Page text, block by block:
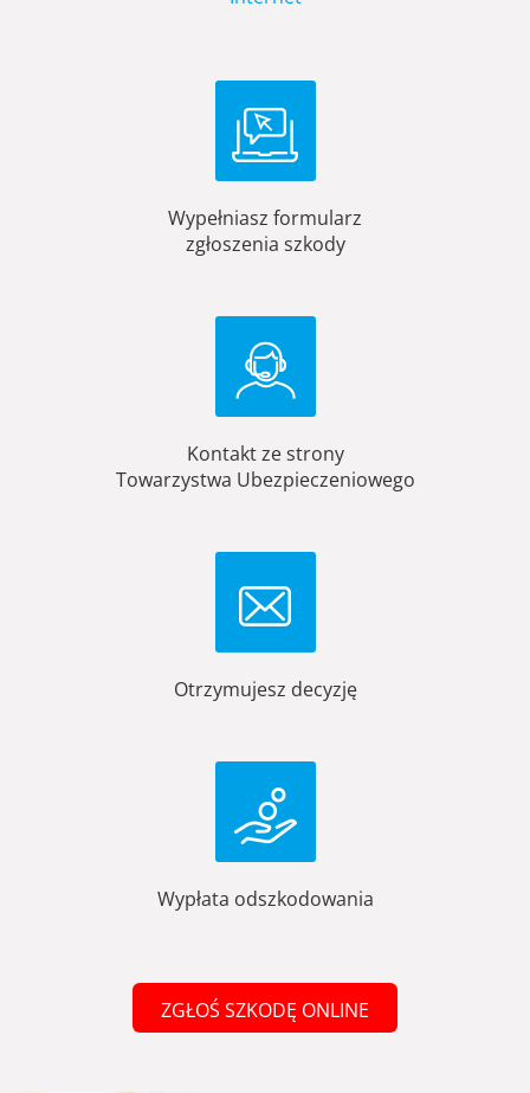
Wypełniasz formularz
zgłoszenia szkody
Kontakt ze strony
Towarzystwa Ubezpieczeniowego
Otrzymujesz decyzję
Wypłata odszkodowania
ZGŁOŚ SZKODĘ ONLINE